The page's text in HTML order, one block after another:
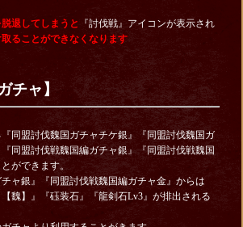
脱退してしまうと
『討伐戦』アイコンが表示され
ることができなくなります
チャ】
同盟討伐魏国ガチャチケ銀』『同盟討伐魏国ガ
同盟討伐戦魏国編ガチャ銀』『同盟討伐戦魏国
ができます。
チャ銀』『同盟討伐戦魏国編ガチャ金』からは
【魏】』『砡装石』『龍剣石Lv3』が排出される